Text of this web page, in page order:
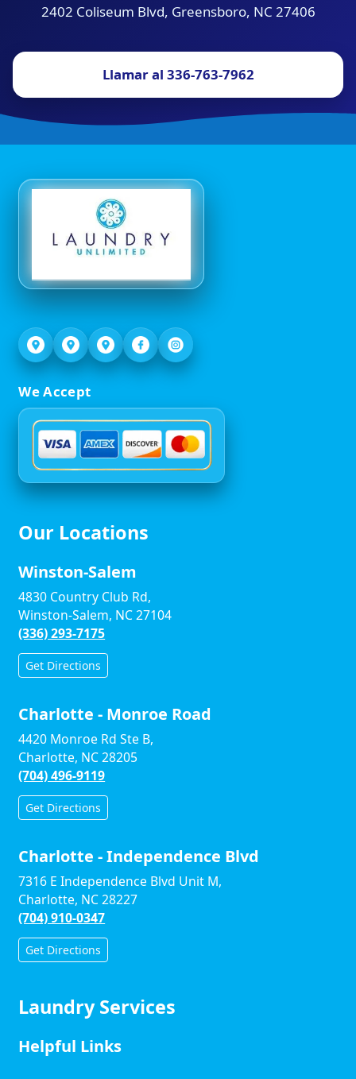
2402 Coliseum Blvd, Greensboro, NC 27406
Llamar al 336-763-7962
We Accept
Our Locations
Winston-Salem
4830 Country Club Rd,
Winston-Salem, NC 27104
(336) 293-7175
Get Directions
Charlotte - Monroe Road
4420 Monroe Rd Ste B,
Charlotte, NC 28205
(704) 496-9119
Get Directions
Charlotte - Independence Blvd
7316 E Independence Blvd Unit M,
Charlotte, NC 28227
(704) 910-0347
Get Directions
Laundry Services
Helpful Links